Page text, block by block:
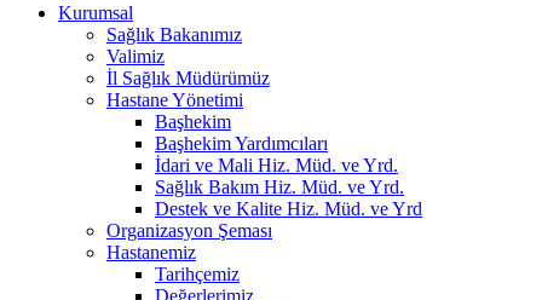
Kurumsal
Sağlık Bakanımız
Valimiz
İl Sağlık Müdürümüz
Hastane Yönetimi
Başhekim
Başhekim Yardımcıları
İdari ve Mali Hiz. Müd. ve Yrd.
Sağlık Bakım Hiz. Müd. ve Yrd.
Destek ve Kalite Hiz. Müd. ve Yrd
Organizasyon Şeması
Hastanemiz
Tarihçemiz
Değerlerimiz